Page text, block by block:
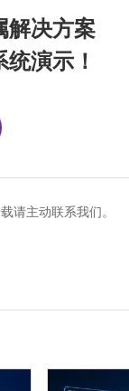
解决方案
演示！
请主动联系我们。